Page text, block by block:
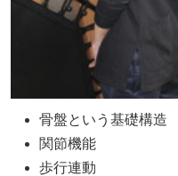
骨盤という基礎構造
関節機能
歩行連動